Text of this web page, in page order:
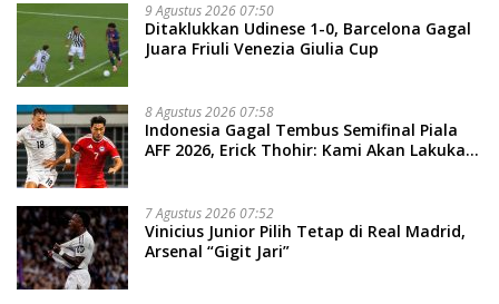
9 Agustus 2026 07:50
Ditaklukkan Udinese 1-0, Barcelona Gagal
Juara Friuli Venezia Giulia Cup
8 Agustus 2026 07:58
Indonesia Gagal Tembus Semifinal Piala
AFF 2026, Erick Thohir: Kami Akan Lakukan
7 Agustus 2026 07:52
Vinicius Junior Pilih Tetap di Real Madrid,
Arsenal “Gigit Jari”